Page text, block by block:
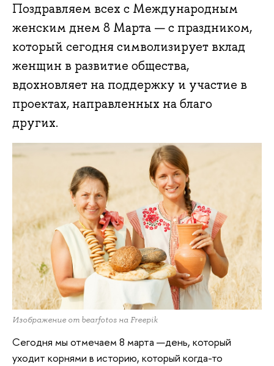
Поздравляем всех с Международным
женским днем 8 Марта — с праздником,
который сегодня символизирует вклад
женщин в развитие общества,
вдохновляет на поддержку и участие в
проектах, направленных на благо
других.
Изображение от bearfotos на Freepik
Сегодня мы отмечаем 8 марта —день, который
уходит корнями в историю, который когда-то